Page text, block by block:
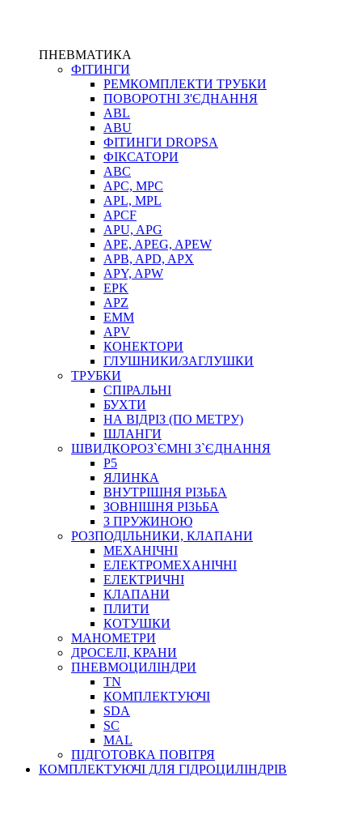
ПНЕВМАТИКА
ФІТИНГИ
РЕМКОМПЛЕКТИ ТРУБКИ
ПОВОРОТНІ З'ЄДНАННЯ
ABL
ABU
ФІТИНГИ DROPSA
ФІКСАТОРИ
ABC
APC, MPC
APL, MPL
APCF
APU, APG
APE, APEG, APEW
APB, APD, APX
APY, APW
EPK
APZ
EMM
APV
КОНЕКТОРИ
ГЛУШНИКИ/ЗАГЛУШКИ
ТРУБКИ
СПІРАЛЬНІ
БУХТИ
НА ВІДРІЗ (ПО МЕТРУ)
ШЛАНГИ
ШВИДКОРОЗ`ЄМНІ З`ЄДНАННЯ
P5
ЯЛИНКА
ВНУТРІШНЯ РІЗЬБА
ЗОВНІШНЯ РІЗЬБА
З ПРУЖИНОЮ
РОЗПОДІЛЬНИКИ, КЛАПАНИ
МЕХАНІЧНІ
ЕЛЕКТРОМЕХАНІЧНІ
ЕЛЕКТРИЧНІ
КЛАПАНИ
ПЛИТИ
КОТУШКИ
МАНОМЕТРИ
ДРОСЕЛІ, КРАНИ
ПНЕВМОЦИЛІНДРИ
TN
КОМПЛЕКТУЮЧІ
SDA
SC
MAL
ПІДГОТОВКА ПОВІТРЯ
КОМПЛЕКТУЮЧІ ДЛЯ ГІДРОЦИЛІНДРІВ